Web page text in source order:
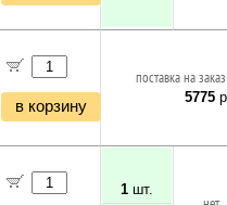
в корзину
поставка на
5775
1 шт.